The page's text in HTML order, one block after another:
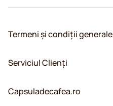
Termeni și condiții generale
Serviciul Clienți
Capsuladecafea.ro